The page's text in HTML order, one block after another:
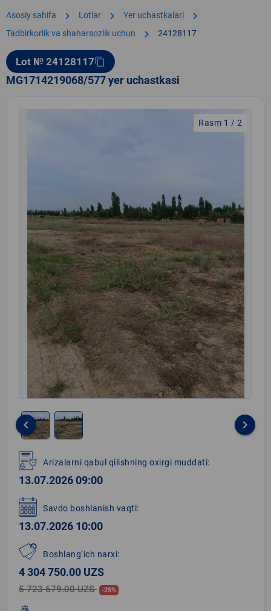
Asosiy sahifa chevron_right Lotlar chevron_right Yer uchastkalari chevron_right
Tadbirkorlik va shaharsozlik uchun chevron_right 24128117
Lot № 24128117content_copy
MG1714219068/577 yer uchastkasi
Rasm 1 / 2
1
of
2
keyboard_arrow_left keyboard_arrow_right
Arizalarni qabul qilishning oxirgi muddati:
13.07.2026 09:00
Savdo boshlanish vaqti:
13.07.2026 10:00
Boshlang‘ich narxi:
4 304 750.00 UZS
5 723 679.00 UZS -25%